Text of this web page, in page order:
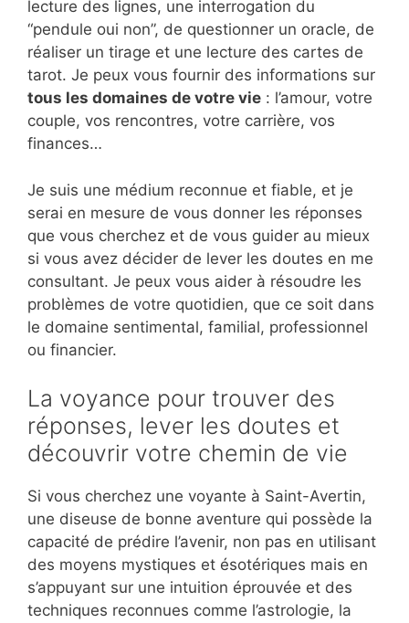
lecture des lignes, une interrogation du
“pendule oui non”, de questionner un oracle, de
réaliser un tirage et une lecture des cartes de
tarot. Je peux vous fournir des informations sur
tous les domaines de votre vie : l’amour, votre
couple, vos rencontres, votre carrière, vos
finances…
Je suis une médium reconnue et fiable, et je
serai en mesure de vous donner les réponses
que vous cherchez et de vous guider au mieux
si vous avez décider de lever les doutes en me
consultant. Je peux vous aider à résoudre les
problèmes de votre quotidien, que ce soit dans
le domaine sentimental, familial, professionnel
ou financier.
La voyance pour trouver des
réponses, lever les doutes et
découvrir votre chemin de vie
Si vous cherchez une voyante à Saint-Avertin,
une diseuse de bonne aventure qui possède la
capacité de prédire l’avenir, non pas en utilisant
des moyens mystiques et ésotériques mais en
s’appuyant sur une intuition éprouvée et des
techniques reconnues comme l’astrologie, la